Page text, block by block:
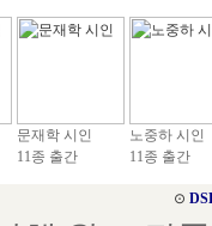
문재학 시인
11종 출간
노중하 시인
11종 출간
⊙